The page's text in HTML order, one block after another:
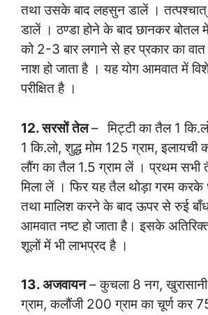
तथा उसके बाद लहसुन डालें ।
डालें । ठण्डा होने के बाद छानकर
को 2-3 बार लगाने से हर प्रकार का
नाश हो जाता है । यह योग आमवात में
परीक्षित है ।
12. सरसों तेल– मिट्टी का तैल 1
1 कि.लो, शुद्ध मोम 125 ग्राम, इलायची
लौंग का तैल 1.5 ग्राम लें । प्रथम सभी
मिला लें । फिर यह तैल थोड़ा गरम
तथा मालिश करने के बाद ऊपर से रुई
आमवात नष्ट हो जाता है। इसके
शूलों में भी लाभप्रद है ।
13. अजवायन– कुचला 8 नग,
ग्राम, कलौंजी 200 ग्राम का चूर्ण कर